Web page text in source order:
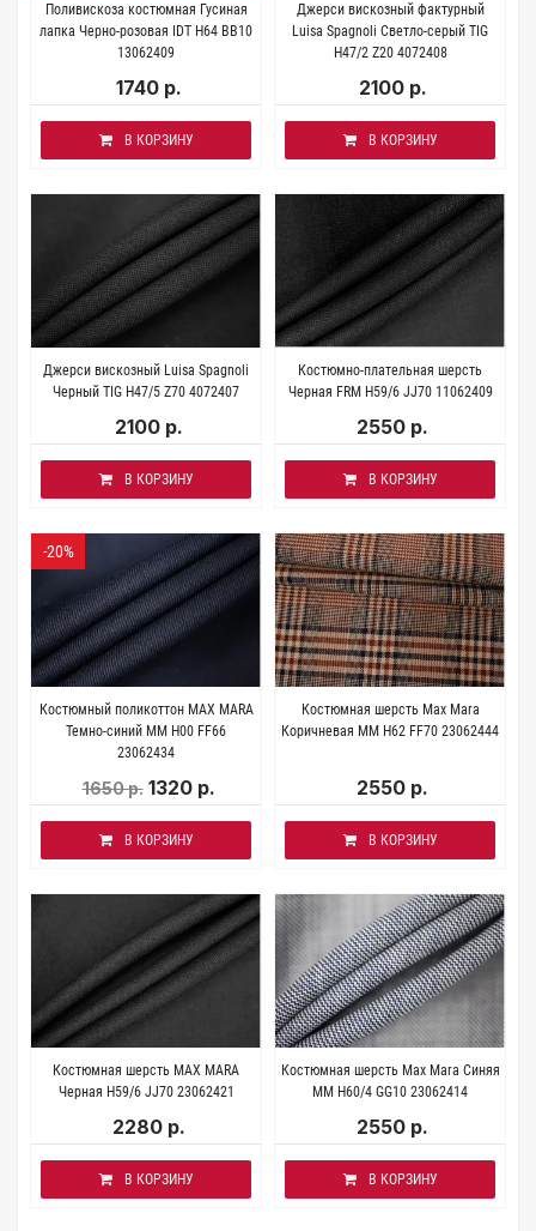
Поливискоза костюмная Гусиная
лапка Черно-розовая IDT H64 BB10
13062409
1740 р.
В КОРЗИНУ
Джерси вискозный фактурный
Luisa Spagnoli Светло-серый TIG
H47/2 Z20 4072408
2100 р.
В КОРЗИНУ
Джерси вискозный Luisa Spagnoli
Черный TIG H47/5 Z70 4072407
2100 р.
В КОРЗИНУ
Костюмно-плательная шерсть
Черная FRM H59/6 JJ70 11062409
2550 р.
В КОРЗИНУ
-20%
Костюмный поликоттон MAX MARA
Темно-синий ММ H00 FF66
23062434
1650 р. 1320 р.
В КОРЗИНУ
Костюмная шерсть Max Mara
Коричневая ММ H62 FF70 23062444
2550 р.
В КОРЗИНУ
Костюмная шерсть MAX MARA
Черная H59/6 JJ70 23062421
2280 р.
В КОРЗИНУ
Костюмная шерсть Max Mara Синяя
МM H60/4 GG10 23062414
2550 р.
В КОРЗИНУ